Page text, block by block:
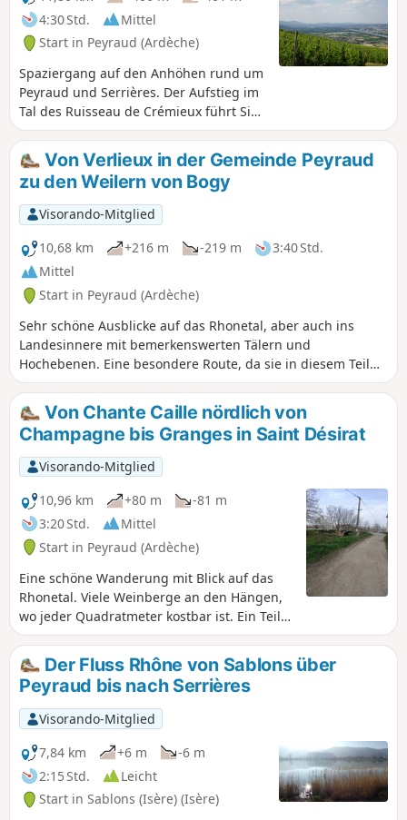
4:30 Std.
Mittel
Start in Peyraud (Ardèche)
Spaziergang auf den Anhöhen rund um
Peyraud und Serrières. Der Aufstieg im
Tal des Ruisseau de Crémieux führt Sie
zum kleinen Dorf Bogy. Die Wanderung
bietet Ihnen zahlreiche Aussichtspunkte
mit Blick auf das Rhonetal und die
Alpen, wenn die Sicht es zulässt.
Von Verlieux in der Gemeinde Peyraud
zu den Weilern von Bogy
Visorando-Mitglied
10,68 km
+216 m -219 m
3:40 Std.
Mittel
Start in Peyraud (Ardèche)
Sehr schöne Ausblicke auf das Rhonetal, aber auch ins
Landesinnere mit bemerkenswerten Tälern und
Hochebenen. Eine besondere Route, da sie in diesem Teil
der Ardèche, in dem sich Felder und Wälder mehrmals
abwechseln, nur geringe Höhenunterschiede aufweist. Sie
kann für Wanderer am Nachmittag im Winter auch auf 7,6
km verkürzt werden. An alle Wanderer: Zögert nicht, Fotos
hochzuladen und dabei den Ort auf der Route anzugeben.
ACHTUNG! Ein Wanderer hat mich darauf hingewiesen,
dass man nach starken Regenfällen besonders vorsichtig
sein muss, da der Weg entlang des Baches sehr schwierig
zu begehen ist. Ich empfehle den Wanderern, vier oder
fünf Tage nach dem Regen zu warten, bevor sie diese
Wanderung unternehmen.
Von Chante Caille nördlich von
Champagne bis Granges in Saint Désirat
Visorando-Mitglied
10,96 km
+80 m
-81 m
3:20 Std.
Mittel
Start in Peyraud (Ardèche)
Eine schöne Wanderung mit Blick auf das
Rhonetal. Viele Weinberge an den Hängen,
wo jeder Quadratmeter kostbar ist. Ein Teil
der Strecke verläuft auf dem Trassenbereich
einer ehemaligen Güterbahnlinie.
Der Fluss Rhône von Sablons über
Peyraud bis nach Serrières
Visorando-Mitglied
7,84 km
+6 m
-6 m
2:15 Std.
Leicht
Start in Sablons (Isère) (Isère)